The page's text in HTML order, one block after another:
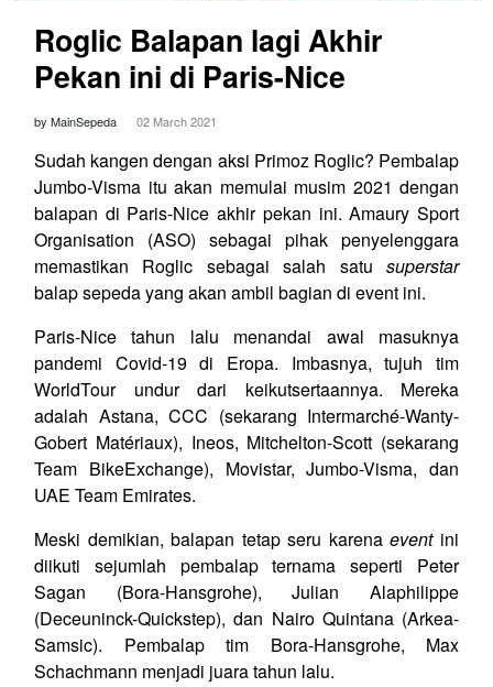
Roglic Balapan lagi Akhir
Pekan ini di Paris-Nice
by MainSepeda 02 March 2021
Sudah kangen dengan aksi Primoz Roglic? Pembalap
Jumbo-Visma itu akan memulai musim 2021 dengan
balapan di Paris-Nice akhir pekan ini. Amaury Sport
Organisation (ASO) sebagai pihak penyelenggara
memastikan Roglic sebagai salah satu superstar
balap sepeda yang akan ambil bagian di event ini.
Paris-Nice tahun lalu menandai awal masuknya
pandemi Covid-19 di Eropa. Imbasnya, tujuh tim
WorldTour undur dari keikutsertaannya. Mereka
adalah Astana, CCC (sekarang Intermarché-Wanty-
Gobert Matériaux), Ineos, Mitchelton-Scott (sekarang
Team BikeExchange), Movistar, Jumbo-Visma, dan
UAE Team Emirates.
Meski demikian, balapan tetap seru karenaeventini
diikuti sejumlah pembalap ternama seperti Peter
Sagan (Bora-Hansgrohe), Julian Alaphilippe
(Deceuninck-Quickstep), dan Nairo Quintana (Arkea-
Samsic). Pembalap tim Bora-Hansgrohe, Max
Schachmann menjadi juara tahun lalu.